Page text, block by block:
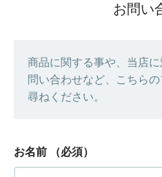
お問い
商品に関する事や、当店
問い合わせなど、こちら
尋ねください。
お名前 （必須）